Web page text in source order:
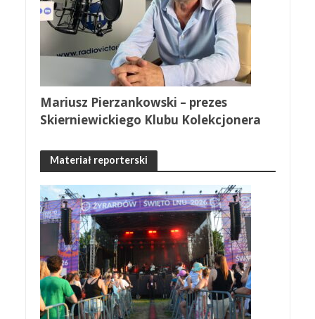
Mariusz Pierzankowski – prezes
Skierniewickiego Klubu Kolekcjonera
Materiał reporterski